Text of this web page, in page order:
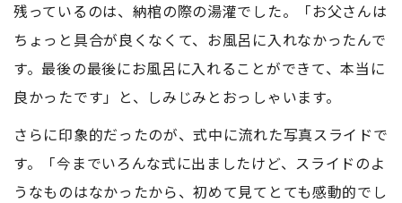
残っているのは、納棺の際の湯灌でした。「お父さんは
ちょっと具合が良くなくて、お風呂に入れなかったんで
す。最後の最後にお風呂に入れることができて、本当に
良かったです」と、しみじみとおっしゃいます。
さらに印象的だったのが、式中に流れた写真スライドで
す。「今までいろんな式に出ましたけど、スライドのよ
うなものはなかったから、初めて見てとても感動的でし